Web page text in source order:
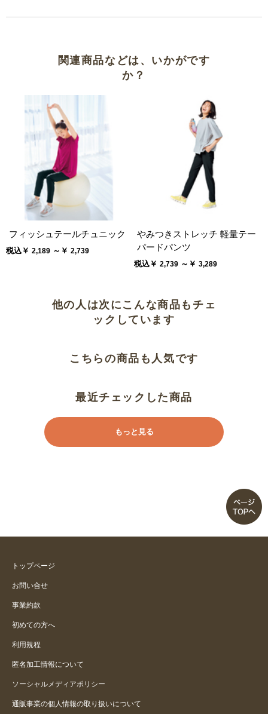
軽くて履き心地は良いけれど裾幅
１３．５センチは狭いかな？
さらっとした生地
昔よりサイズが小さくなってい
る？
この夏一番
夏にぴったり
ウエストのゴム
Ｇｏｏｄです。
関連商品などは、いかがです
か？
フィッシュテールチュニック
税込￥ 2,189 ～￥ 2,739
やみつきストレッチ 軽量テー
パードパンツ
税込￥ 2,739 ～￥ 3,289
他の人は次にこんな商品もチェ
ックしています
こちらの商品も人気です
最近チェックした商品
もっと見る
トップページ
お問い合せ
事業約款
初めての方へ
利用規程
匿名加工情報について
ソーシャルメディアポリシー
通販事業の個人情報の取り扱いについて